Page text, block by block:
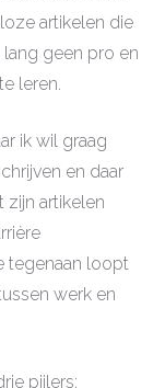
artikelen die
geen pro en
leren.
ik wil graag
en daar
zijn artikelen
tegenaan loopt
werk en
pijlers: